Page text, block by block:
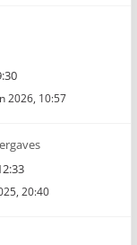
2026, 10:57
20:40